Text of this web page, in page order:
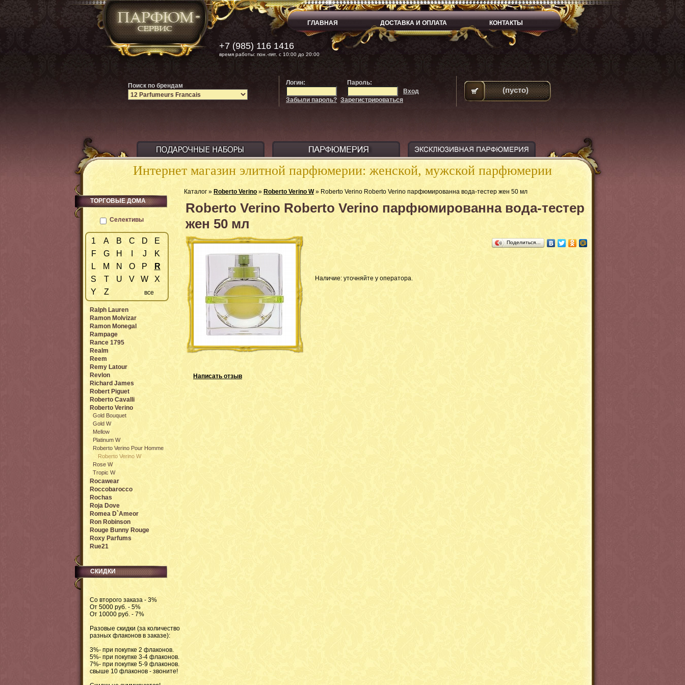
Интернет магазин элитной парфюмерии: женской, мужской парфюмерии
Каталог » Roberto Verino » Roberto Verino W» Roberto Verino Roberto Verino парфюмированна вода-тестер жен 50 мл
Roberto Verino Roberto Verino парфюмированна вода-тестер
жен 50 мл
Поделиться…
Наличие: уточняйте у оператора.
Написать отзыв
ТОРГОВЫЕ ДОМА
Селективы
1 A B C D
E
F
G H J
K
L
M N O P
R
S
T U V W
X
Y
Z все
Ralph Lauren
Ramon Molvizar
Ramon Monegal
Rampage
Rance 1795
Realm
Reem
Remy Latour
Revlon
Richard James
Robert Piguet
Roberto Cavalli
Roberto Verino
Gold Bouquet
Gold W
Mellow
Platinum W
Roberto Verino Pour Homme
Roberto Verino W
Rose W
Tropic W
Rocawear
Roccobarocco
Rochas
Roja Dove
Romea D`Ameor
Ron Robinson
Rouge Bunny Rouge
Roxy Parfums
Rue21
СКИДКИ
Со второго заказа - 3%
От 5000 руб. - 5%
От 10000 руб. - 7%
Разовые скидки (за количество
разных флаконов в заказе):
3%- при покупке 2 флаконов.
5%- при покупке 3-4 флаконов.
7%- при покупке 5-9 флаконов.
свыше 10 флаконов - звоните!
ГЛАВНАЯ ДОСТАВКА И ОПЛАТА КОНТАКТЫ
+7 (985) 116 1416
время работы: пон.-пят. с 10:00 до 20:00
Поиск по брендам Логин:
Пароль:
Вход
Забыли пароль? Зарегистрироваться
(пусто)